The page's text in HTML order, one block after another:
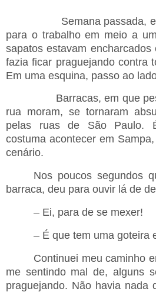
Semana passada, eu
para o trabalho em meio a
sapatos estavam
fazia ficar praguejando contra
Em uma esquina, passo ao
Barracas, em que
rua moram, se tornaram
pelas ruas de São Paulo.
costuma acontecer em
cenário.
Nos poucos segundos
barraca, deu para ouvir lá de
– Ei, para de se mexer!
– É que tem uma goteira
Continuei meu caminho
me sentindo mal de, alguns
praguejando. Não havia nada